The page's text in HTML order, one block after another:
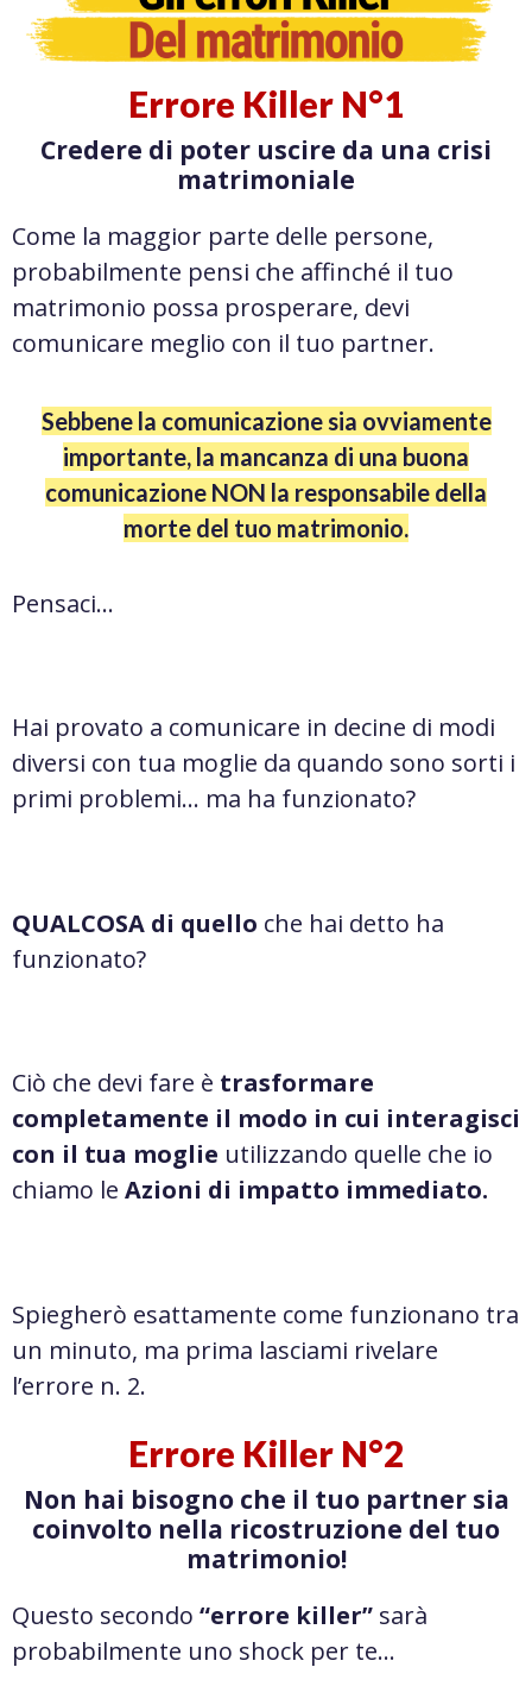
Errore Killer N°1
Credere di poter uscire da una crisi
matrimoniale
Come la maggior parte delle persone,
probabilmente pensi che affinché il tuo
matrimonio possa prosperare, devi
comunicare meglio con il tuo partner.
Sebbene la comunicazione sia ovviamente
importante, la mancanza di una buona
comunicazione NON la responsabile della
morte del tuo matrimonio.
Pensaci…
Hai provato a comunicare in decine di modi
diversi con tua moglie da quando sono sorti i
primi problemi… ma ha funzionato?
QUALCOSA di quello che hai detto ha
funzionato?
Ciò che devi fare è trasformare
completamente il modo in cui interagisci
con il tua moglie utilizzando quelle che io
chiamo le Azioni di impatto immediato.
Spiegherò esattamente come funzionano tra
un minuto, ma prima lasciami rivelare
l’errore n. 2.
Errore Killer N°2
Non hai bisogno che il tuo partner sia
coinvolto nella ricostruzione del tuo
matrimonio!
Questo secondo “errore killer” sarà
probabilmente uno shock per te…